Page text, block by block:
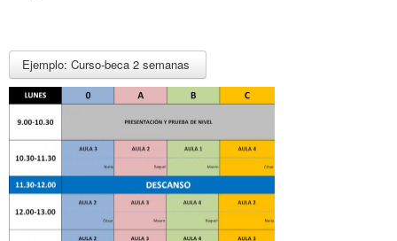
Ejemplo: Curso-beca 2 semanas